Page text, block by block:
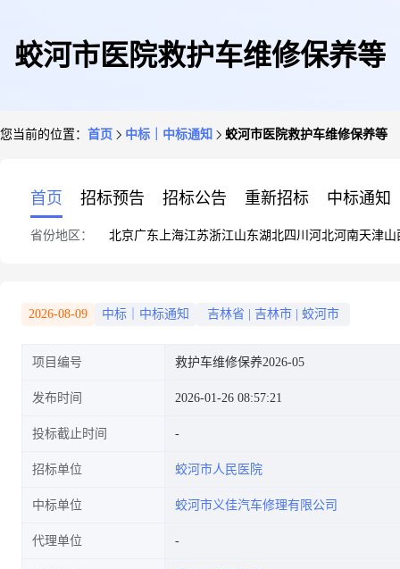
蛟河市医院救护车维修保养等
您当前的位置： 首页 中标｜中标通知 蛟河市医院救护车维修保养等
首页 招标预告 招标公告 重新招标 中标通知
省份地区： 北京广东 上海江苏浙江山东湖北四川 河北河南天津山
2026-08-09 中标｜中标通知 吉林省 吉林市 蛟河市
项目编号 救护车维修保养2026-05
发布时间 2026-01-26 08:57:21
投标截止时间
招标单位 蛟河市人民医院
中标单位 蛟河市义佳汽车修理有限公司
代理单位